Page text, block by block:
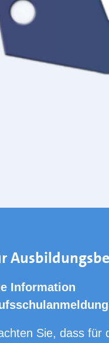
Information
Sie, dass für